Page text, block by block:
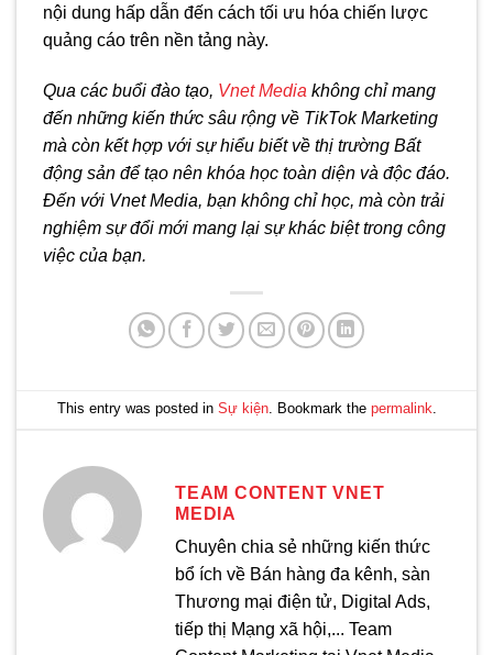
nội dung hấp dẫn đến cách tối ưu hóa chiến lược
quảng cáo trên nền tảng này.
Qua các buổi đào tạo, Vnet Media không chỉ mang
đến những kiến thức sâu rộng về TikTok Marketing
mà còn kết hợp với sự hiểu biết về thị trường Bất
động sản để tạo nên khóa học toàn diện và độc đáo.
Đến với Vnet Media, bạn không chỉ học, mà còn trải
nghiệm sự đổi mới mang lại sự khác biệt trong công
việc của bạn.
This entry was posted in Sự kiện. Bookmark the permalink.
TEAM CONTENT VNET
MEDIA
Chuyên chia sẻ những kiến thức
bổ ích về Bán hàng đa kênh, sàn
Thương mại điện tử, Digital Ads,
tiếp thị Mạng xã hội,... Team